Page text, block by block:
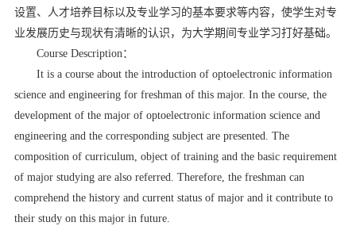
设置、人才培养目标以及专业学习的基本要求等内容，使学生对专
业发展历史与现状有清晰的认识，为大学期间专业学习打好基础。
Course Description：
It is a course about the introduction of optoelectronic information
science and engineering for freshman of this major. In the course, the
development of the major of optoelectronic information science and
engineering and the corresponding subject are presented. The
composition of curriculum, object of training and the basic requirement
of major studying are also referred. Therefore, the freshman can
comprehend the history and current status of major and it contribute to
their study on this major in future.